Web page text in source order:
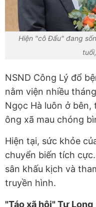
Hiện "cô Đẩu" đang
NSND Công Lý đổ
nằm viện nhiều
Ngọc Hà luôn ở
ông xã mau chóng
Hiện tại, sức khỏe
chuyển biến tích
sân khấu kịch và
truyền hình.
"Táo xã hội" Tự Long